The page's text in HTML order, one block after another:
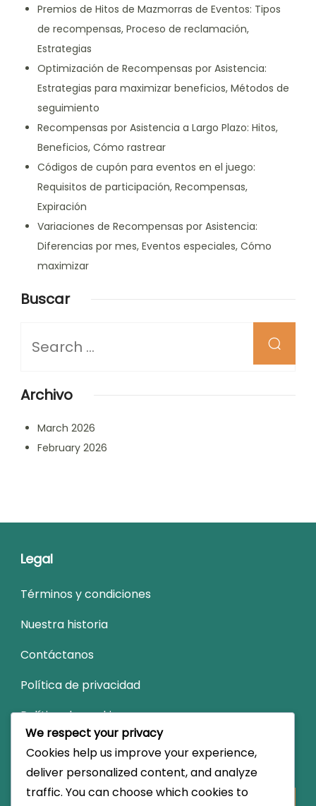
Premios de Hitos de Mazmorras de Eventos: Tipos
de recompensas, Proceso de reclamación,
Estrategias
Optimización de Recompensas por Asistencia:
Estrategias para maximizar beneficios, Métodos de
seguimiento
Recompensas por Asistencia a Largo Plazo: Hitos,
Beneficios, Cómo rastrear
Códigos de cupón para eventos en el juego:
Requisitos de participación, Recompensas,
Expiración
Variaciones de Recompensas por Asistencia:
Diferencias por mes, Eventos especiales, Cómo
maximizar
Buscar
for
Archivo
March 2026
February 2026
Legal
Términos y condiciones
Nuestra historia
Contáctanos
Política de privacidad
Política de cookies
Buscar
Looking
We respect your privacy
Cookies help us improve your experience,
deliver personalized content, and analyze
traffic. You can choose which cookies to